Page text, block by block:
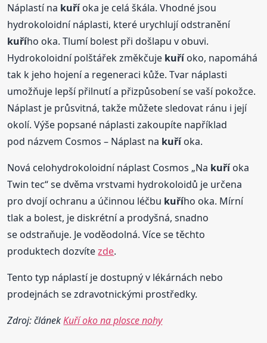
Náplastí na kuříoka je celá škála. Vhodné jsou
hydrokoloidní náplasti, které urychlují odstranění
kuřího oka. Tlumí bolest při došlapu v obuvi.
Hydrokoloidní polštářek změkčuje kuříoko, napomáhá
tak k jeho hojení a regeneraci kůže. Tvar náplasti
umožňuje lepší přilnutí a přizpůsobení se vaší pokožce.
Náplast je průsvitná, takže můžete sledovat ránu i její
okolí. Výše popsané náplasti zakoupíte například
pod názvem Cosmos – Náplast na kuříoka.
Nová celohydrokoloidní náplast Cosmos „Na kuříoka
Twin tec“ se dvěma vrstvami hydrokoloidů je určena
pro dvojí ochranu a účinnou léčbu kuřího oka. Mírní
tlak a bolest, je diskrétní a prodyšná, snadno
se odstraňuje. Je voděodolná. Více se těchto
produktech dozvítezde.
Tento typ náplastí je dostupný v lékárnách nebo
prodejnách se zdravotnickými prostředky.
Zdroj: článekKuří oko na plosce nohy